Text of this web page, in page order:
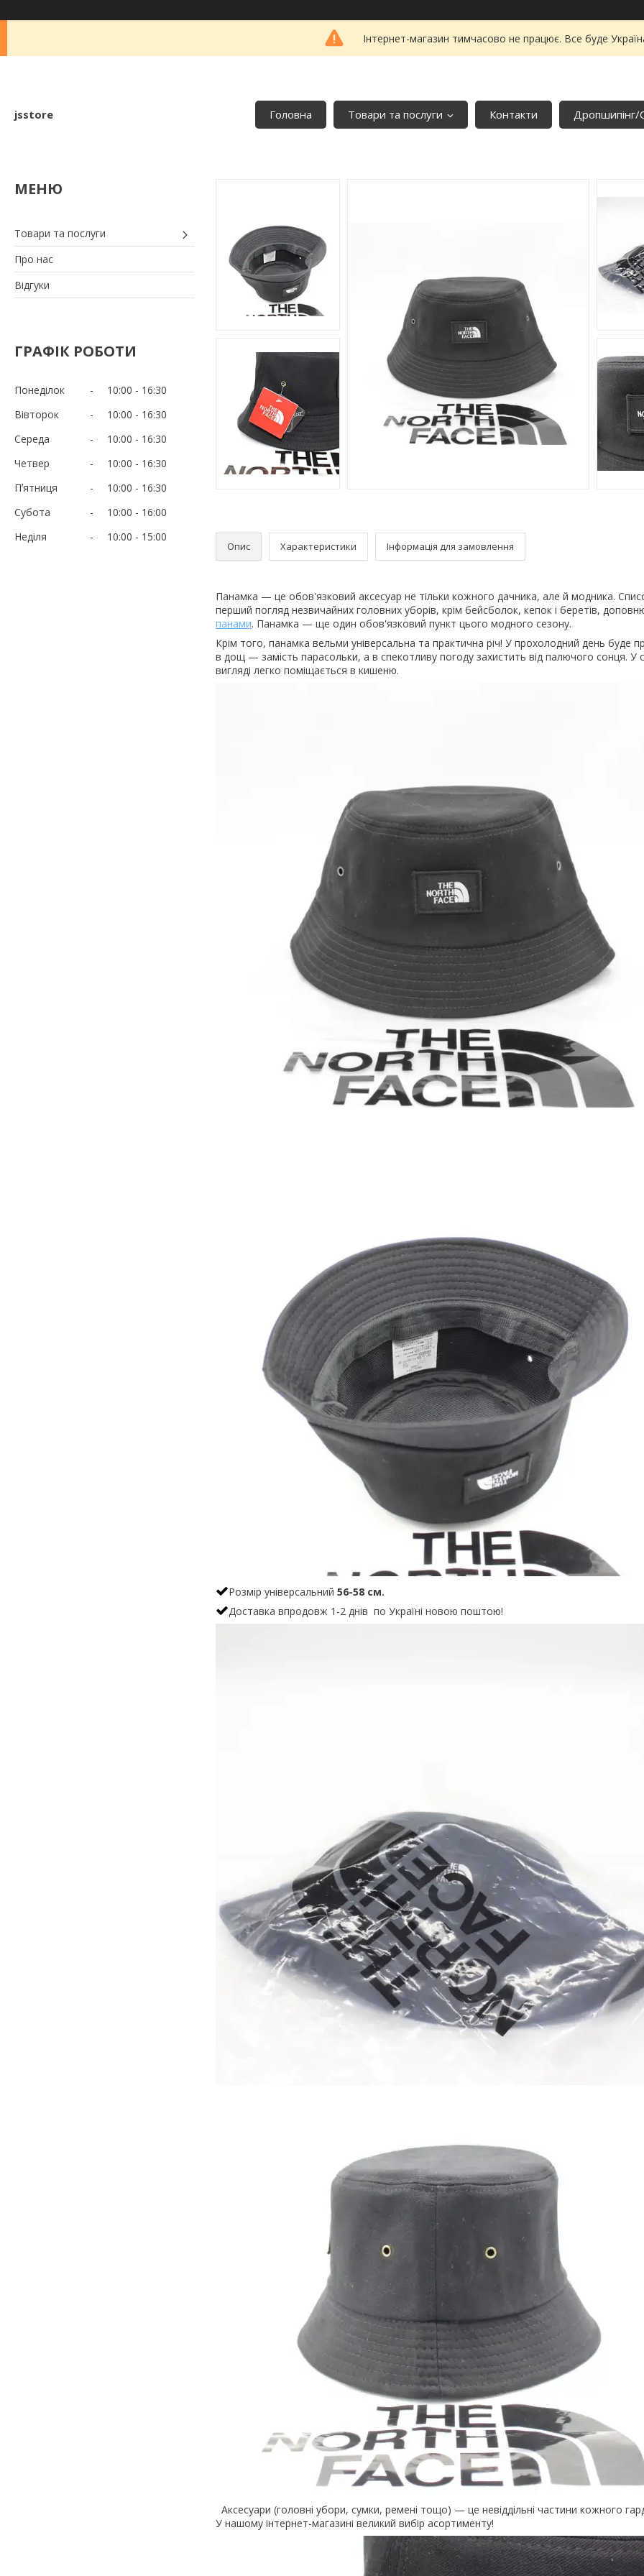
Інтернет-магазин тимчасово не працює. Все буде
jsstore Головна Товари та послуги Контакти Дропшипінг/
Товари та послуги
Про нас
Відгуки
ГРАФІК РОБОТИ
Понеділок 10:00
16:30
Вівторок
10:00
16:30
Середа
10:00
16:30
Четвер
10:00
16:30
Пʼятниця
10:00
16:30
Субота
10:00
16:00
Неділя
10:00 15:00
Опис Характеристики Інформація для замовлення
Панамка — це обов'язковий аксесуар не тільки кожного дачника, але й модника.
перший погляд незвичайних головних уборів, крім бейсболок, кепок і беретів,
панами. Панамка — ще один обов'язковий пункт цього модного сезону.
Крім того, панамка вельми універсальна та практична річ! У прохолодний день буде
в дощ — замість парасольки, а в спекотливу погоду захистить від палючого сонця. У
вигляді легко поміщається в кишеню.
Розмір універсальний 56-58 см.
Доставка впродовж 1-2 днів по Україні новою поштою!
Аксесуари (головні убори, сумки, ремені тощо) — це невіддільні частини кожного
У нашому інтернет-магазині великий вибір асортименту!